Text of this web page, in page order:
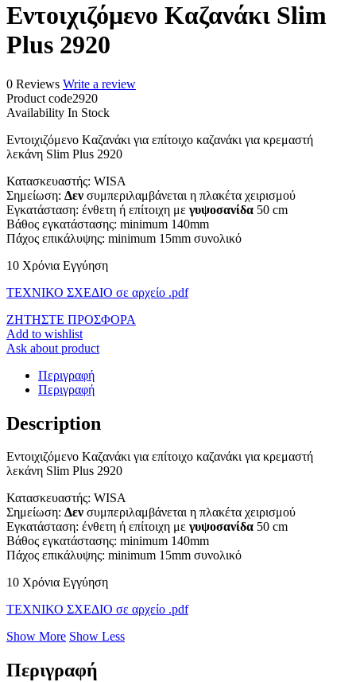
Εντοιχιζόμενο Kαζανάκι Slim
Plus 2920
0 Reviews Write a review
Product code2920
Availability In Stock
Εντοιχιζόμενο Kαζανάκι για επίτοιχο καζανάκι για κρεμαστή
λεκάνη Slim Plus 2920
Κατασκευαστής: WISA
Σημείωση: Δεν συμπεριλαμβάνεται η πλακέτα χειρισμού
Εγκατάσταση: ένθετη ή επίτοιχη με γυψοσανίδα 50 cm
Βάθος εγκατάστασης: minimum 140mm
Πάχος επικάλυψης: minimum 15mm συνολικό
10 Χρόνια Εγγύηση
ΤΕΧΝΙΚΟ ΣΧΕΔΙΟ σε αρχείο .pdf
ΖΗΤΗΣΤΕ ΠΡΟΣΦΟΡΑ
Add to wishlist
Ask about product
Περιγραφή
Περιγραφή
Description
Εντοιχιζόμενο Kαζανάκι για επίτοιχο καζανάκι για κρεμαστή
λεκάνη Slim Plus 2920
Κατασκευαστής: WISA
Σημείωση: Δεν συμπεριλαμβάνεται η πλακέτα χειρισμού
Εγκατάσταση: ένθετη ή επίτοιχη με γυψοσανίδα 50 cm
Βάθος εγκατάστασης: minimum 140mm
Πάχος επικάλυψης: minimum 15mm συνολικό
10 Χρόνια Εγγύηση
ΤΕΧΝΙΚΟ ΣΧΕΔΙΟ σε αρχείο .pdf
Show More Show Less
Περιγραφή